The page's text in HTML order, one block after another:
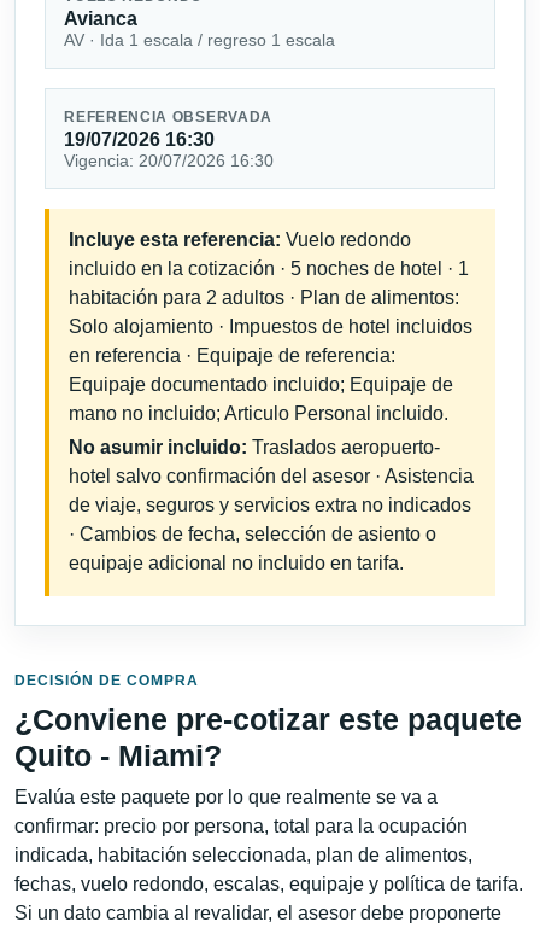
Avianca
AV · Ida 1 escala / regreso 1 escala
REFERENCIA OBSERVADA
19/07/2026 16:30
Vigencia: 20/07/2026 16:30
Incluye esta referencia: Vuelo redondo
incluido en la cotización · 5 noches de hotel · 1
habitación para 2 adultos · Plan de alimentos:
Solo alojamiento · Impuestos de hotel incluidos
en referencia · Equipaje de referencia:
Equipaje documentado incluido; Equipaje de
mano no incluido; Articulo Personal incluido.
No asumir incluido: Traslados aeropuerto-
hotel salvo confirmación del asesor · Asistencia
de viaje, seguros y servicios extra no indicados
· Cambios de fecha, selección de asiento o
equipaje adicional no incluido en tarifa.
DECISIÓN DE COMPRA
¿Conviene pre-cotizar este paquete
Quito - Miami?
Evalúa este paquete por lo que realmente se va a
confirmar: precio por persona, total para la ocupación
indicada, habitación seleccionada, plan de alimentos,
fechas, vuelo redondo, escalas, equipaje y política de tarifa.
Si un dato cambia al revalidar, el asesor debe proponerte